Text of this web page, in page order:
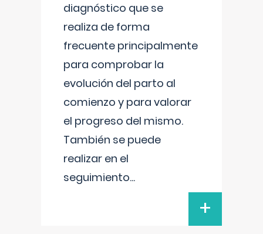
diagnóstico que se
realiza de forma
frecuente principalmente
para comprobar la
evolución del parto al
comienzo y para valorar
el progreso del mismo.
También se puede
realizar en el
seguimiento...
+